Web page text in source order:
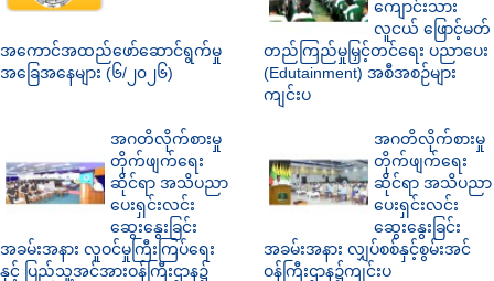
အကောင်အထည်ဖော်ဆောင်ရွက်မှု
အခြေအနေများ (၆/၂၀၂၆)
ကျောင်းသား
လူငယ် ဖြောင့်မတ်
တည်ကြည်မှုမြှင့်တင်ရေး ပညာပေး
(Edutainment) အစီအစဉ်များ
ကျင်းပ
အဂတိလိုက်စားမှု
တိုက်ဖျက်ရေး
ဆိုင်ရာ အသိပညာ
ပေးရှင်းလင်း
ဆွေးနွေးခြင်း
အခမ်းအနား လူဝင်မှုကြီးကြပ်ရေး
နှင့် ပြည်သူ့အင်အားဝန်ကြီးဌာန၌
အဂတိလိုက်စားမှု
တိုက်ဖျက်ရေး
ဆိုင်ရာ အသိပညာ
ပေးရှင်းလင်း
ဆွေးနွေးခြင်း
အခမ်းအနား လျှပ်စစ်နှင့်စွမ်းအင်
ဝန်ကြီးဌာန၌ကျင်းပ